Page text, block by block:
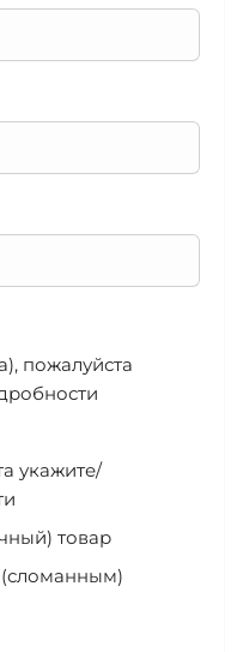
пожалуйста
укажите/
товар